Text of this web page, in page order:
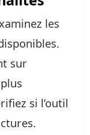
les
sur
si l’outil